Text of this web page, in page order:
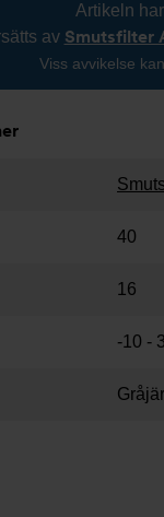
Artikeln
av Smutsfilter
Viss avvikelse
40
16
-10 -